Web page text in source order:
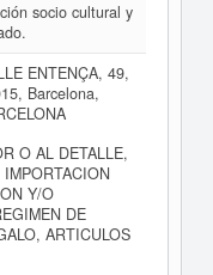
socio cultural y
ENTENÇA, 49,
Barcelona,
O AL DETALLE,
Y/O
DE
ARTICULOS